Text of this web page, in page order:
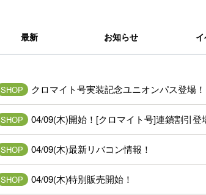
最新 お知らせ
SHOP クロマイト号実装記念ユニオンパス登場！
SHOP 04/09(木)開始！[クロマイト号]連鎖割引登
SHOP 04/09(木)最新リバコン情報！
SHOP 04/09(木)特別販売開始！